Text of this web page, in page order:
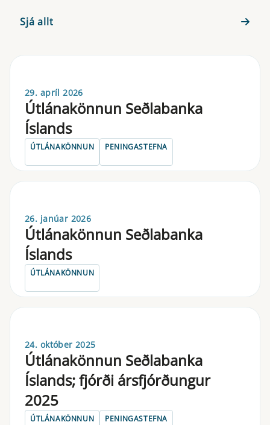
Sjá allt
29. apríl 2026
Útlánakönnun Seðlabanka
Íslands
ÚTLÁNAKÖNNUN PENINGASTEFNA
26. janúar 2026
Útlánakönnun Seðlabanka
Íslands
ÚTLÁNAKÖNNUN
24. október 2025
Útlánakönnun Seðlabanka
Íslands; fjórði ársfjórðungur
2025
ÚTLÁNAKÖNNUN PENINGASTEFNA